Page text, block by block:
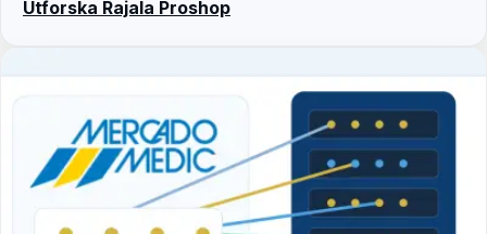
Utforska Rajala Proshop